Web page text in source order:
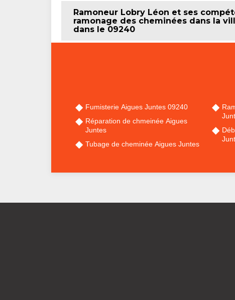
Ramoneur Lobry Léon et ses
ramonage des cheminées dans la
dans le 09240
Fumisterie Aigues Juntes 09240
Réparation de chmeinée Aigues
Juntes
Tubage de cheminée Aigues Juntes